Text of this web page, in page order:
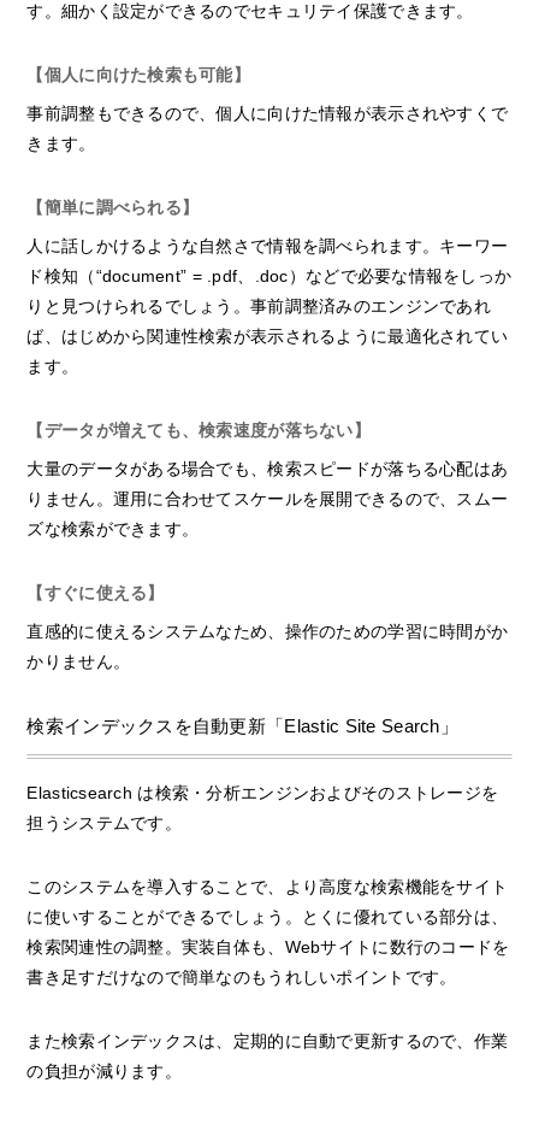
す。細かく設定ができるのでセキュリテイ保護できます。
【個人に向けた検索も可能】
事前調整もできるので、個人に向けた情報が表示されやすくで
きます。
【簡単に調べられる】
人に話しかけるような自然さで情報を調べられます。キーワー
ド検知（“document” = .pdf、.doc）などで必要な情報をしっか
りと見つけられるでしょう。事前調整済みのエンジンであれ
ば、はじめから関連性検索が表示されるように最適化されてい
ます。
【データが増えても、検索速度が落ちない】
大量のデータがある場合でも、検索スピードが落ちる心配はあ
りません。運用に合わせてスケールを展開できるので、スムー
ズな検索ができます。
【すぐに使える】
直感的に使えるシステムなため、操作のための学習に時間がか
かりません。
検索インデックスを自動更新「Elastic Site Search」
Elasticsearch は検索・分析エンジンおよびそのストレージを
担うシステムです。
このシステムを導入することで、より高度な検索機能をサイト
に使いすることができるでしょう。とくに優れている部分は、
検索関連性の調整。実装自体も、Webサイトに数行のコードを
書き足すだけなので簡単なのもうれしいポイントです。
また検索インデックスは、定期的に自動で更新するので、作業
の負担が減ります。